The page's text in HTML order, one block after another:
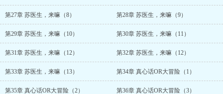
第27章 苏医生，来嘛（8） 第28章 苏医生，来嘛（9）
第29章 苏医生，来嘛（10） 第30章 苏医生，来嘛（11）
第31章 苏医生，来嘛（12） 第32章 苏医生，来嘛（12）
第33章 苏医生，来嘛（13） 第34章 真心话OR大冒险（1）
第35章 真心话OR大冒险（2） 第36章 真心话OR大冒险（3）